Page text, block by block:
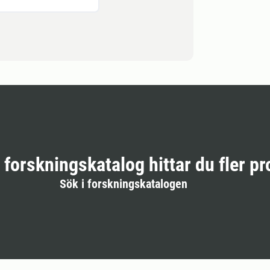
forskningskatalog hittar du fler
Sök i forskningskatalogen